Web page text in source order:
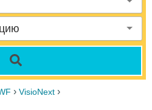
› VisioNext ›